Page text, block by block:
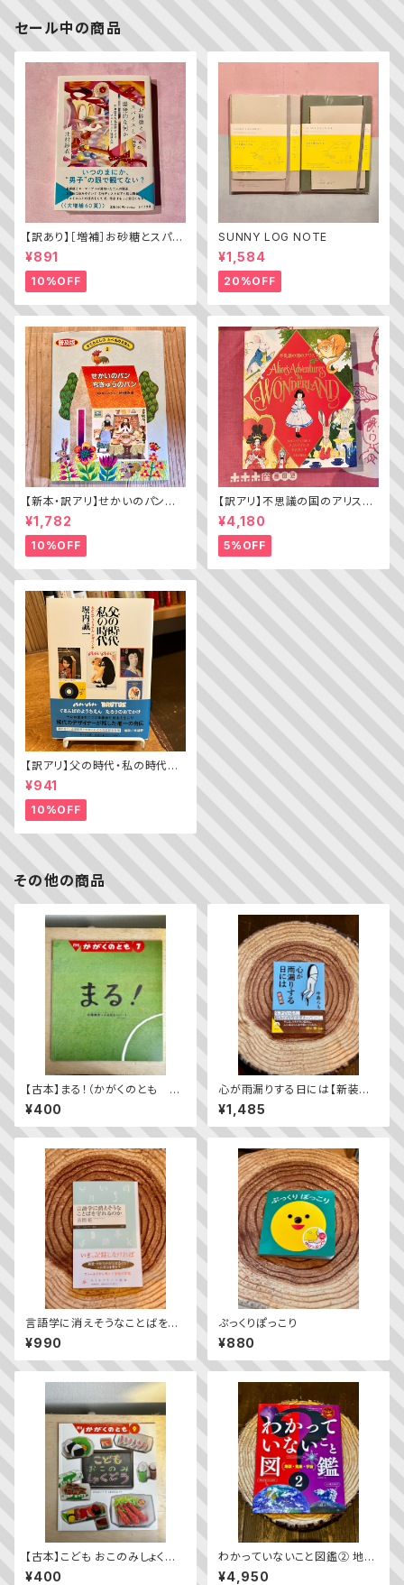
セール中の商品
【訳あり】［増補］お砂糖とスパイ
スと爆発的な何か ——不真面
目な批評家によるフェミニスト批
評入門
¥891
10%OFF
SUNNY LOG NOTE
¥1,584
20%OFF
【新本・訳アリ】せかいのパン
ちきゅうのパン（普及版 かこさ
¥1,782
10%OFF
【訳アリ】不思議の国のアリス（A
lice’s Adventures in WOND
ERLAND）
¥4,180
5%OFF
【訳アリ】父の時代・私の時代
─わがエディトリアル・デザイン
史
¥941
10%OFF
その他の商品
【古本】まる！（かがくのとも 20
20年7月号）
¥400
心が雨漏りする日には【新装版】
／ 中島らも
¥1,485
言語学に消えそうなことばを守
れるのか／吉岡乾
¥990
ぷっくりぽっこり
¥880
【古本】こども おこのみしょくどう
（かがくのとも 2023年9月号）
¥400
わかっていないこと図鑑② 地
球・気象・宇宙
¥4,950